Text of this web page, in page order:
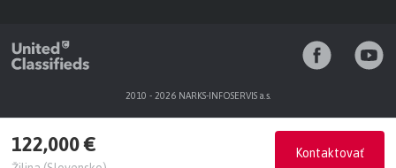
2010 - 2026 NARKS-INFOSERVIS a.s.
122,000 € Kontaktovať